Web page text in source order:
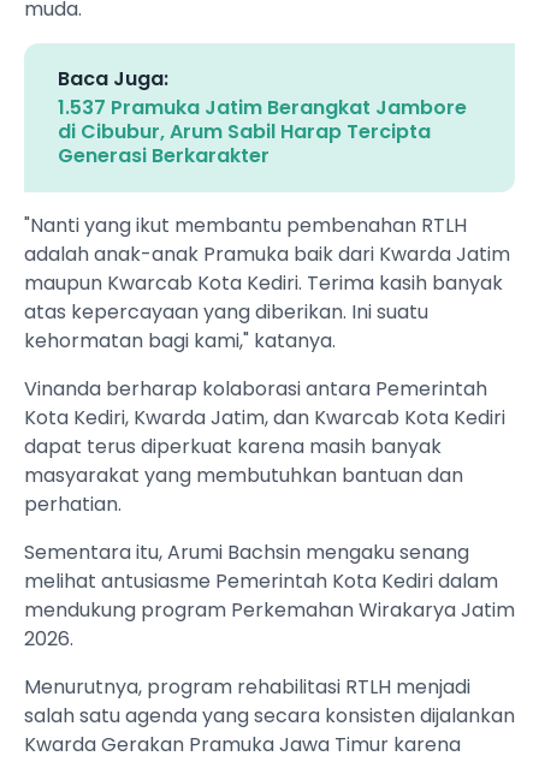
muda.
Baca Juga:
1.537 Pramuka Jatim Berangkat Jambore
di Cibubur, Arum Sabil Harap Tercipta
Generasi Berkarakter
"Nanti yang ikut membantu pembenahan RTLH
adalah anak-anak Pramuka baik dari Kwarda Jatim
maupun Kwarcab Kota Kediri. Terima kasih banyak
atas kepercayaan yang diberikan. Ini suatu
kehormatan bagi kami," katanya.
Vinanda berharap kolaborasi antara Pemerintah
Kota Kediri, Kwarda Jatim, dan Kwarcab Kota Kediri
dapat terus diperkuat karena masih banyak
masyarakat yang membutuhkan bantuan dan
perhatian.
Sementara itu, Arumi Bachsin mengaku senang
melihat antusiasme Pemerintah Kota Kediri dalam
mendukung program Perkemahan Wirakarya Jatim
2026.
Menurutnya, program rehabilitasi RTLH menjadi
salah satu agenda yang secara konsisten dijalankan
Kwarda Gerakan Pramuka Jawa Timur karena